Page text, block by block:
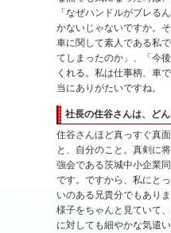
「なぜハンドルがブレる
かないじゃないですか。
車に関して素人である私
てしまったのか」、「今
くれる。私は仕事柄、車
当にありがたいですね。
社長の住谷さんは、ど
住谷さんほど真っすぐ真
と、自分のこと。真剣に
強会である茨城中小企業
です。ですから、私にと
いのある兄貴分でもあり
様子をちゃんと見ていて
に対しても細やかな気遣